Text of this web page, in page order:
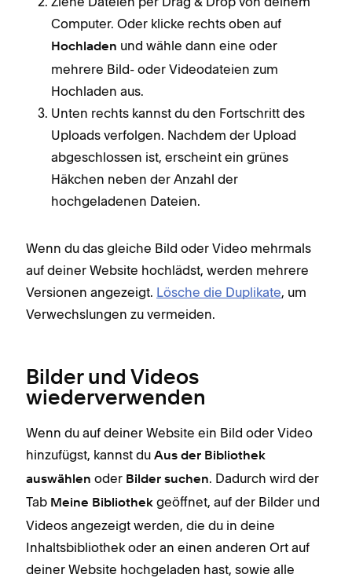
Computer. Oder klicke rechts oben auf
Hochladen und wähle dann eine oder
mehrere Bild- oder Videodateien zum
Hochladen aus.
Unten rechts kannst du den Fortschritt des
Uploads verfolgen. Nachdem der Upload
abgeschlossen ist, erscheint ein grünes
Häkchen neben der Anzahl der
hochgeladenen Dateien.
Wenn du das gleiche Bild oder Video mehrmals
auf deiner Website hochlädst, werden mehrere
Versionen angezeigt. Lösche die Duplikate, um
Verwechslungen zu vermeiden.
Bilder und Videos
wiederverwenden
Wenn du auf deiner Website ein Bild oder Video
hinzufügst, kannst du Aus der Bibliothek
auswählen oder Bilder suchen. Dadurch wird der
Tab Meine Bibliothek geöffnet, auf der Bilder und
Videos angezeigt werden, die du in deine
Inhaltsbibliothek oder an einen anderen Ort auf
deiner Website hochgeladen hast, sowie alle